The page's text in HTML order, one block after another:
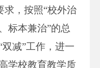
求，按照“校外治
标本兼治”的总
减”工作，进一
学校教育教学质